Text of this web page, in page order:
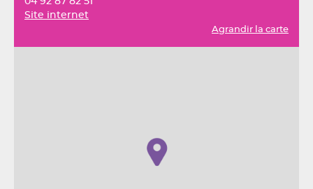
Site internet
Agrandir la carte